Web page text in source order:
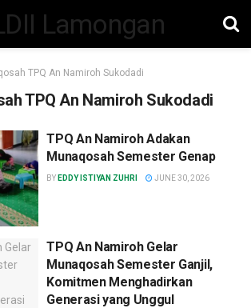
TPQ An Namiroh Sukodadi
TPQ An Namiroh Sukodadi
TPQ An Namiroh Adakan
Munaqosah Semester Genap
BY EDDY ISTIYAN ZUHRI JUNE 30, 2026
TPQ An Namiroh Gelar
Munaqosah Semester Ganjil,
Komitmen Menghadirkan
Generasi yang Unggul